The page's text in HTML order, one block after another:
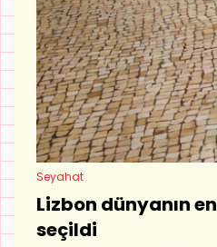
Seyahat
Lizbon dünyanın
seçildi